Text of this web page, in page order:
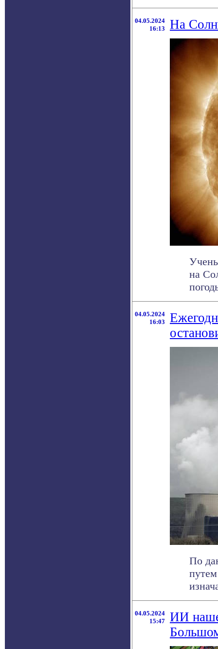
04.05.2024
16:13
На
на
04.05.2024
16:03
По
04.05.2024
15:47
ИИ